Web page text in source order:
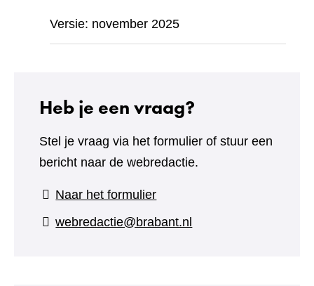
Versie: november 2025
Heb je een vraag?
Stel je vraag via het formulier of stuur een
bericht naar de webredactie.
Naar het formulier(verwijst
naar
webredactie@brabant.nl